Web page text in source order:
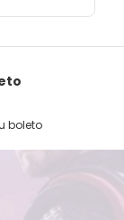
boleto